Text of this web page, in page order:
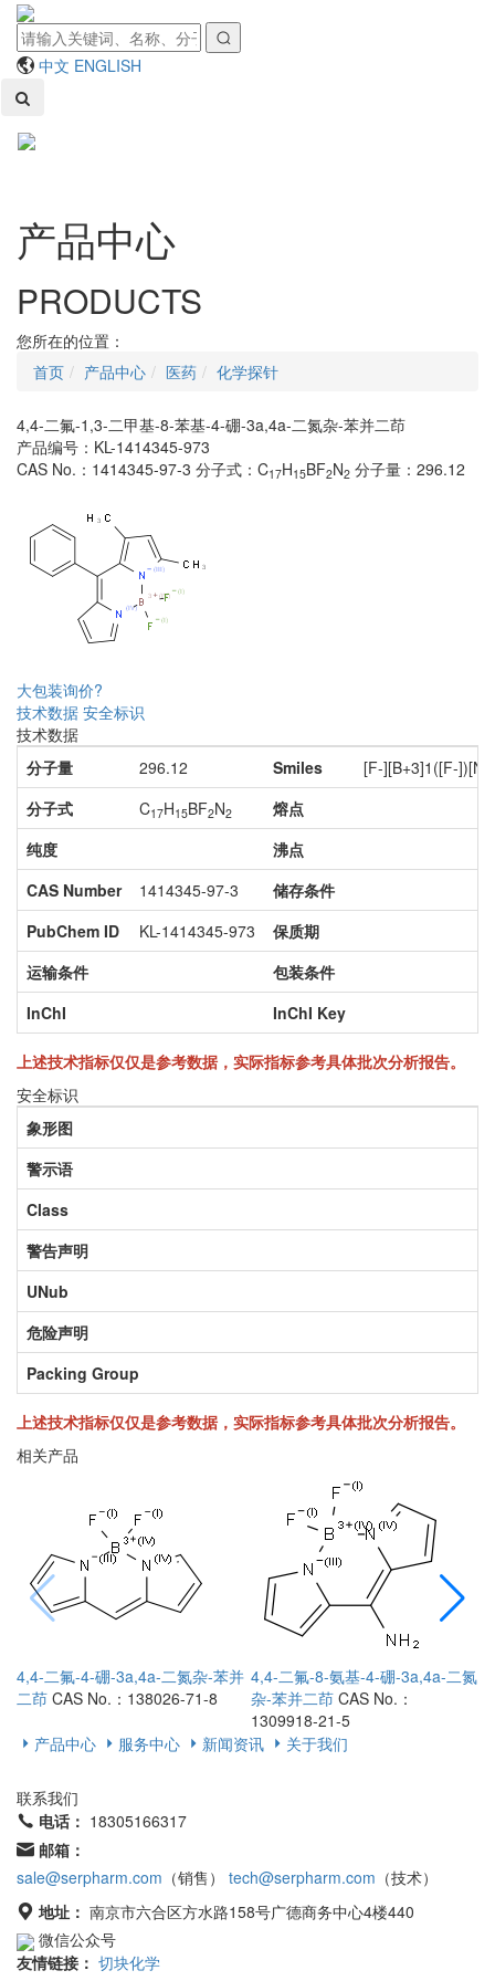
中文 ENGLISH
产品中心
PRODUCTS
您所在的位置：
首页
产品中心 医药 化学探针
4,4-二氟-1,3-二甲基-8-苯基-4-硼-3a,4a-二氮杂-苯并二茚
产品编号：KL-1414345-973
CAS No.：1414345-97-3 分子式：C17H15BF2N2 分子量：296.12
大包装询价?
技术数据 安全标识
技术数据
分子量
296.12 Smiles
[F-][B+3]1([F-
分子式
C17H15BF2N2
熔点
纯度
沸点
CAS Number
1414345-97-3
储存条件
PubChem ID
KL-1414345-973
保质期
运输条件
包装条件
InChI
InChI Key
上述技术指标仅仅是参考数据，实际指标参考具体批次分析报告。
安全标识
象形图
警示语
Class
警告声明
UNub
危险声明
Packing Group
上述技术指标仅仅是参考数据，实际指标参考具体批次分析报告。
相关产品
4,4-二氟-4-硼-3a,4a-二氮杂-苯并
二茚 CAS No.：138026-71-8
4,4-二氟-8-氨基-4-硼-3a,4a-二氮
杂-苯并二茚 CAS No.：
1309918-21-5
产品中心
服务中心 新闻资讯 关于我们
联系我们
电话： 18305166317
邮箱：
sale@serpharm.com （销售） tech@serpharm.com （技术）
地址： 南京市六合区方水路158号广德商务中心4楼440
微信公众号
友情链接： 切块化学